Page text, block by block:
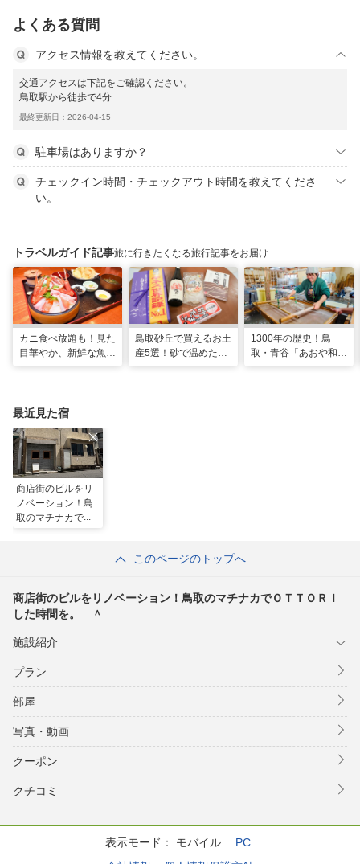
よくある質問
アクセス情報を教えてください。
交通アクセスは下記をご確認ください。
鳥取駅から徒歩で4分
最終更新日：2026-04-15
駐車場はありますか？
チェックイン時間・チェックアウト時間を教えてくださ
い。
トラベルガイド記事旅に行きたくなる旅行記事をお届け
カニ食べ放題も！見た
目華やか、新鮮な魚介
鳥取砂丘で買えるお土
産5選！砂で温めた
1300年の歴史！鳥
取・青谷「あおや和紙
最近見た宿
商店街のビルをリ
ノベーション！鳥
取のマチナカでＯ
このページのトップへ
商店街のビルをリノベーション！鳥取のマチナカでＯＴＴＯＲＩ
した時間を。 ＾
施設紹介
プラン
部屋
写真・動画
クーポン
クチコミ
表示モード： モバイル
PC